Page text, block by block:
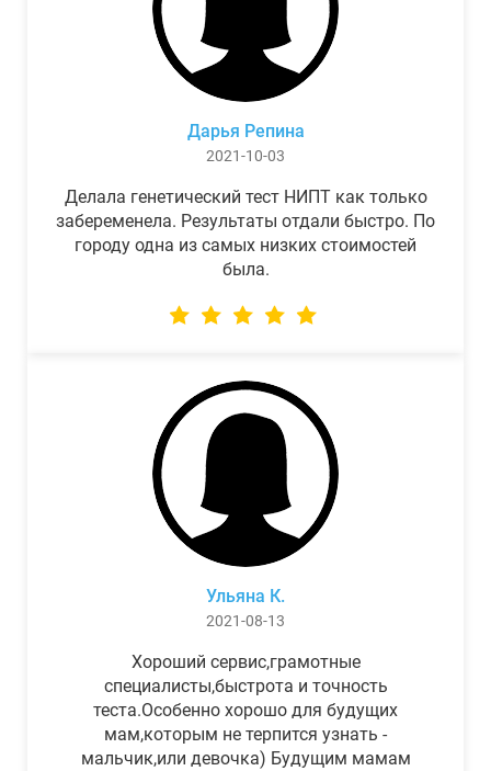
Дарья Репина
2021-10-03
Делала генетический тест НИПТ как только
забеременела. Результаты отдали быстро. По
городу одна из самых низких стоимостей
была.
Ульяна К.
2021-08-13
Хороший сервис,грамотные
специалисты,быстрота и точность
теста.Особенно хорошо для будущих
мам,которым не терпится узнать -
мальчик,или девочка) Будущим мамам